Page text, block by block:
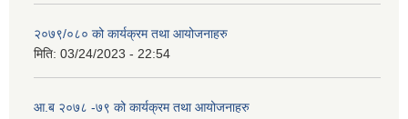
२०७९/०८० को कार्यक्रम तथा आयोजनाहरु
मिति: 03/24/2023 - 22:54
आ.ब २०७८ -७९ को कार्यक्रम तथा आयोजनाहरु